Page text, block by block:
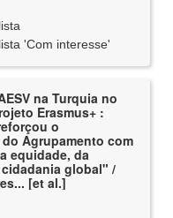
'Com interesse'
na Turquia no
Erasmus+ :
o
Agrupamento com
equidade, da
global" /
[et al.]